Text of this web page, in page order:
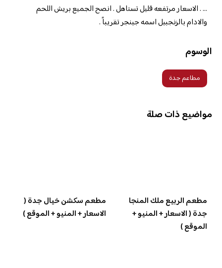
… . الاسعار مرتفعه قليل تستاهل . انصح الجميع بريش اللحم
والادام بالزنجبيل اسمه جينجر تقريباً .
الوسوم
مطاعم جدة
مواضيع ذات صلة
مطعم الربيع ملك المنجا
جدة ( الاسعار + المنيو +
الموقع )
مطعم سكشن خيال جدة (
الاسعار + المنيو + الموقع )